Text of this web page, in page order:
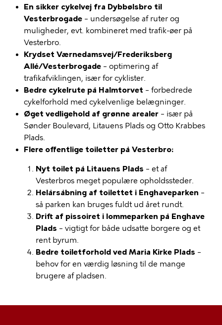
En sikker cykelvej fra Dybbølsbro til
Vesterbrogade – undersøgelse af ruter og
muligheder, evt. kombineret med trafik-øer på
Vesterbro.
Krydset Værnedamsvej/Frederiksberg
Allé/Vesterbrogade – optimering af
trafikafviklingen, især for cyklister.
Bedre cykelrute på Halmtorvet – forbedrede
cykelforhold med cykelvenlige belægninger.
Øget vedligehold af grønne arealer – især på
Sønder Boulevard, Litauens Plads og Otto Krabbes
Plads.
Flere offentlige toiletter på Vesterbro:
Nyt toilet på Litauens Plads – et af
Vesterbros meget populære opholdssteder.
Helårsåbning af toilettet i Enghaveparken –
så parken kan bruges fuldt ud året rundt.
Drift af pissoiret i lommeparken på Enghave
Plads – vigtigt for både udsatte borgere og et
rent byrum.
Bedre toiletforhold ved Maria Kirke Plads –
behov for en værdig løsning til de mange
brugere af pladsen.